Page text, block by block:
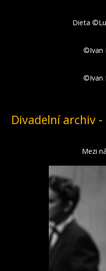
Dieta
©Ivan
©Ivan
Divadelní archiv
Mezi